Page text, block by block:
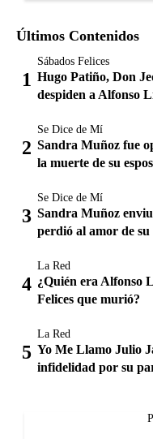
Últimos Contenidos
Sábados Felices
Hugo Patiño, Don
despiden a Alfonso
Se Dice de Mí
Sandra Muñoz fue
la muerte de su
Se Dice de Mí
Sandra Muñoz
perdió al amor de su
La Red
¿Quién era Alfonso
Felices que murió?
La Red
Yo Me Llamo Julio
infidelidad por su